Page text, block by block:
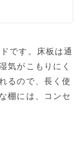
です。床板は通
気がこもりにく
るので、長く使
棚には、コンセ